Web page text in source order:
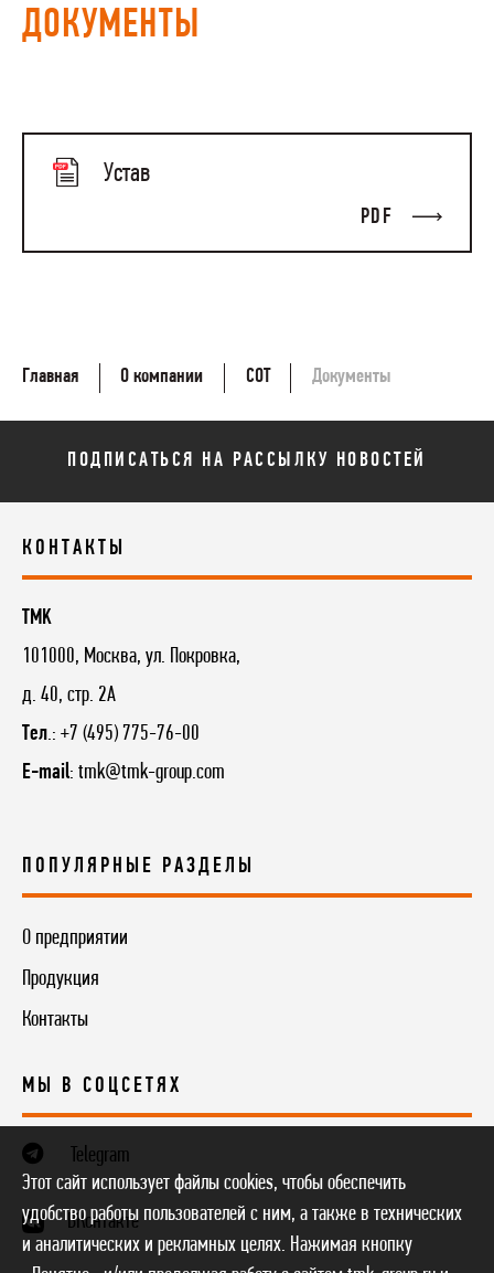
ДОКУМЕНТЫ
Устав
PDF
Главная О компании СОТ Документы
ПОДПИСАТЬСЯ НА РАССЫЛКУ НОВОСТЕЙ
КОНТАКТЫ
TMK
101000, Москва, ул. Покровка,
д. 40, стр. 2А
Тел.: +7 (495) 775-76-00
E-mail: tmk@tmk-group.com
ПОПУЛЯРНЫЕ РАЗДЕЛЫ
О предприятии
Продукция
Контакты
МЫ В СОЦСЕТЯХ
Telegram
ВКонтакте
Этот сайт использует файлы cookies, чтобы обеспечить
удобство работы пользователей с ним, а также в технических
и аналитических и рекламных целях. Нажимая кнопку